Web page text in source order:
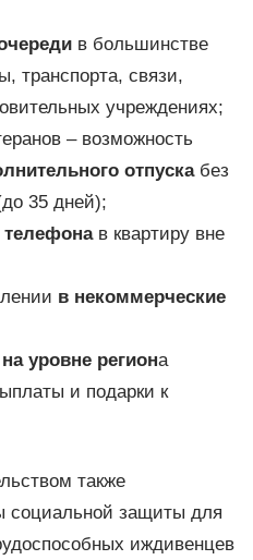
в большинстве
транспорта, связи,
учреждениях;
– возможность
отпускабез
35 дней);
телефонав квартиру вне
в некоммерческие
уровне региона
и подарки к
также
социальной защиты для
иждивенцев